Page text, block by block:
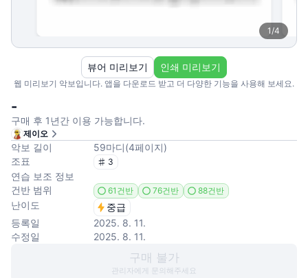
1/4
웹 미리보기 악보입니다. 앱을 다운로드 받고 더 다양한 기능을 사용해 보세요.
뷰어 미리보기 인쇄 미리보기
-
구매 후 1년간 이용 가능합니다.
제이오
악보 길이 59마디(4페이지)
조표
3
연습 보조 정보
건반 범위
61건반 76건반 88건반
난이도
중급
등록일
2025. 8. 11.
수정일
2025. 8. 11.
구매 불가
관리자에게 문의해주세요